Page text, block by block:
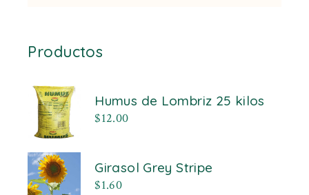
Productos
Humus de Lombriz 25 kilos
$12.00
Girasol Grey Stripe
$1.60